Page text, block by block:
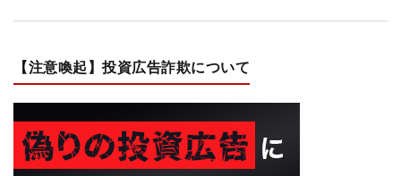
【注意喚起】投資広告詐欺について